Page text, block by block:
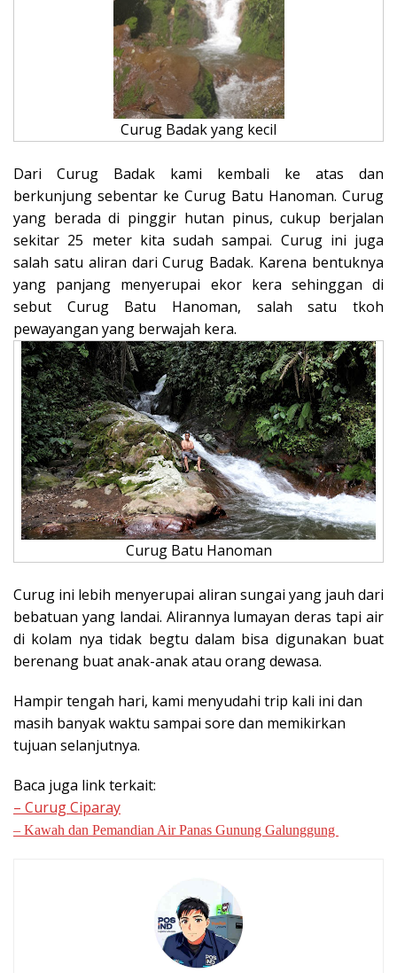
Curug Badak yang kecil
Dari Curug Badak kami kembali ke atas dan
berkunjung sebentar ke Curug Batu Hanoman. Curug
yang berada di pinggir hutan pinus, cukup berjalan
sekitar 25 meter kita sudah sampai. Curug ini juga
salah satu aliran dari Curug Badak. Karena bentuknya
yang panjang menyerupai ekor kera sehinggan di
sebut Curug Batu Hanoman, salah satu tkoh
pewayangan yang berwajah kera.
Curug Batu Hanoman
Curug ini lebih menyerupai aliran sungai yang jauh dari
bebatuan yang landai. Alirannya lumayan deras tapi air
di kolam nya tidak begtu dalam bisa digunakan buat
berenang buat anak-anak atau orang dewasa.
Hampir tengah hari, kami menyudahi trip kali ini dan
masih banyak waktu sampai sore dan memikirkan
tujuan selanjutnya.
Baca juga link terkait:
– Curug Ciparay
– Kawah dan Pemandian Air Panas Gunung Galunggung